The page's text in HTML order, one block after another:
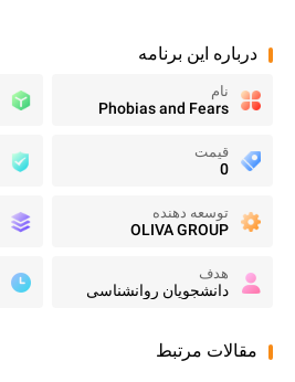
درباره این برنامه
نام
Phobias and Fears
قیمت
0
توسعه دهنده
OLIVA GROUP
هدف
دانشجویان روانشناسی
مقالات مرتبط